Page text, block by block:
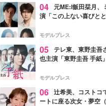
04 元ME:I飯田栞月、
演「この上ない喜びと
ャスト発表
モデルプレス
05 テレ東、東野圭吾
也主演「東野圭吾 手紙
モデルプレス
06 辻希美、コストコ
ートに座る次女・夢空